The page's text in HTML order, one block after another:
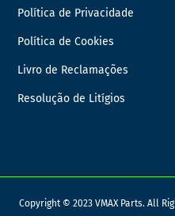
Política de Privacidade
Política de Cookies
Livro de Reclamações
Resolução de Litígios
Copyright © 2023 VMAX Parts. All